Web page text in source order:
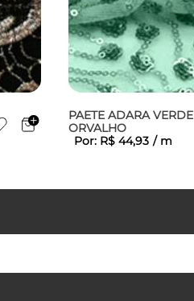
PAETE ADARA VERDE
ORVALHO
Por: R$ 44,93 / m